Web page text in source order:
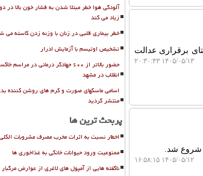
برقراری عدالت
۱۴۰۵/۰۵/۱۳ ۲۰:۳۰:۴۳
۱۴۰۵/۰۵/۱۲ ۱۶:۵۸:۱۵
آلودگی هوا خطر مبتلا شدن به فشار خون بالا در
زیاد می کند
خطر بیماری قلبی در زنان با وزنه زدن کاسته می
تشخیص اوتیسم با آزمایش ادرار
حضور بالاتر از ۶۰۰ جهادگر درمانی در
انقلاب در مشهد
اسامی ماسکهای صورت و کرم های روشن کننده
منتشر گردید
پربحث ترین ها
اخطار نسبت به اثرات مخرب مصرف مشروبات الکلی
ممنوعیت ورود حیوانات خانگی به غذاخوری ها
ناگفته هایی از آمپول های لاغری از عوارض مرگبار